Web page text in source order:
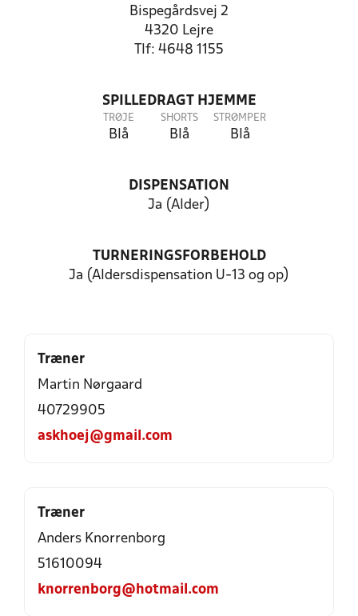
Bispegårdsvej 2
4320 Lejre
Tlf: 4648 1155
SPILLEDRAGT HJEMME
TRØJE
Blå
SHORTS
Blå
STRØMPER
Blå
DISPENSATION
Ja (Alder)
TURNERINGSFORBEHOLD
Ja (Aldersdispensation U-13 og op)
Træner
Martin Nørgaard
40729905
askhoej@gmail.com
Træner
Anders Knorrenborg
51610094
knorrenborg@hotmail.com